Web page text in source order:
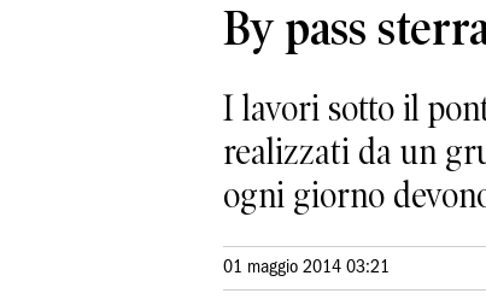
By pass
I lavori sotto il
realizzati da un
ogni giorno
01 maggio 2014 03:21